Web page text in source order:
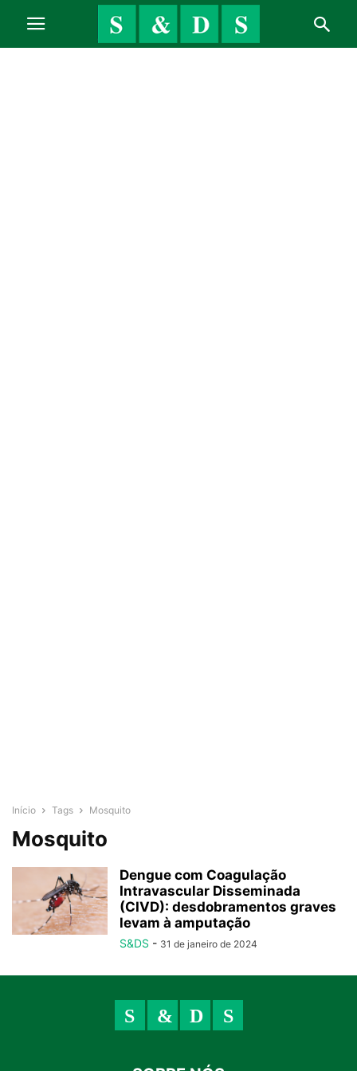
Início Tags Mosquito
Mosquito
Dengue com Coagulação
Intravascular Disseminada
(CIVD): desdobramentos graves
levam à amputação
S&DS - 31 de janeiro de 2024